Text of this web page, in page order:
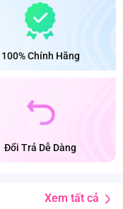
100% Chính Hãng
Đổi Trả Dễ Dàng
Xem tất cả